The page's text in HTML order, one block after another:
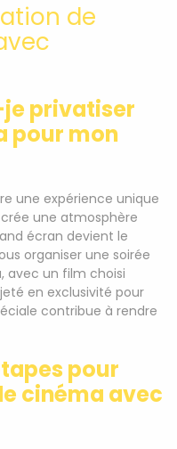
de
privatiser
pour mon
une expérience unique
une atmosphère
écran devient le
organiser une soirée
avec un film choisi
en exclusivité pour
contribue à rendre
pour
cinéma avec